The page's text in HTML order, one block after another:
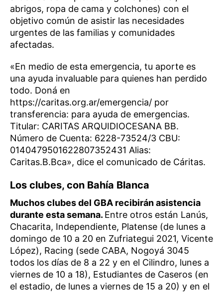
abrigos, ropa de cama y colchones) con el
objetivo común de asistir las necesidades
urgentes de las familias y comunidades
afectadas.
«En medio de esta emergencia, tu aporte es
una ayuda invaluable para quienes han perdido
todo. Doná en
https://caritas.org.ar/emergencia/ por
transferencia: para ayuda de emergencias.
Titular: CARITAS ARQUIDIOCESANA BB.
Número de Cuenta: 6228-73524/3 CBU:
0140479501622807352431 Alias:
Caritas.B.Bca», dice el comunicado de Cáritas.
Los clubes, con Bahía Blanca
Muchos clubes del GBA recibirán asistencia
durante esta semana. Entre otros están Lanús,
Chacarita, Independiente, Platense (de lunes a
domingo de 10 a 20 en Zufriategui 2021, Vicente
López), Racing (sede CABA, Nogoyá 3045
todos los días de 8 a 22 y en el Cilindro, lunes a
viernes de 10 a 18), Estudiantes de Caseros (en
el estadio, de lunes a viernes de 15 a 20) y en el